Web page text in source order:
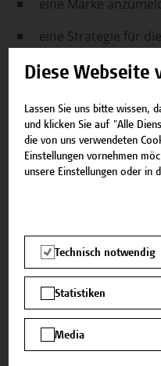
eine Marke
eine Strategie für
Registerauszüge zu
die Gefahr der
Markenzeichen
In diesem Seminar
Lernmethoden
von Fällen in
Zum Vortragenden
Diese Webseite
Lassen Sie uns bitte wissen,
und klicken Sie auf "Alle
die von uns verwendeten
Einstellungen vornehmen
unsere Einstellungen oder in
Technisch notwendig
Statistiken
Media